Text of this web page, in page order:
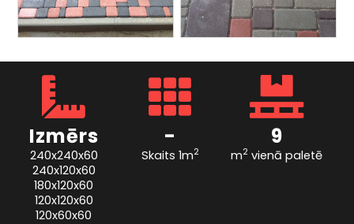
Izmērs
240x240x60
240x120x60
180x120x60
120x120x60
120x60x60
-
Skaits 1m2
9
m2 vienā paletē